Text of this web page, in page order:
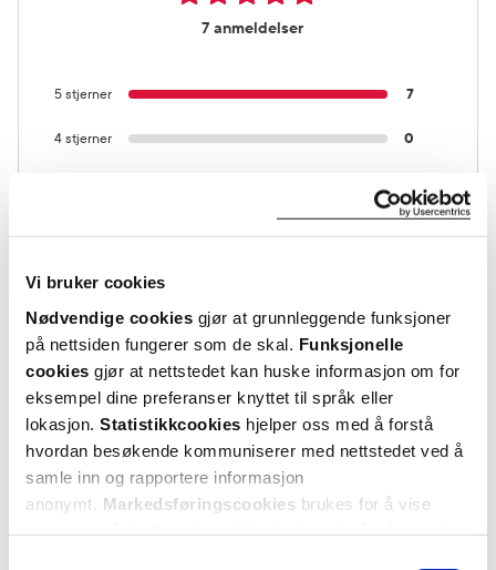
Vi bruker cookies
Nødvendige cookies gjør at grunnleggende funksjoner
på nettsiden fungerer som de skal. Funksjonelle
cookies gjør at nettstedet kan huske informasjon om for
eksempel dine preferanser knyttet til språk eller
lokasjon. Statistikkcookies hjelper oss med å forstå
hvordan besøkende kommuniserer med nettstedet ved å
samle inn og rapportere informasjon
anonymt. Markedsføringscookies brukes for å vise
7 anmeldelser
5 stjerner 7
4 stjerner 0
Vurdert av 7 kunder